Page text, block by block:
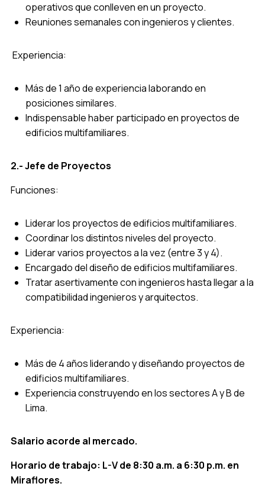
operativos que conlleven en un proyecto.
Reuniones semanales con ingenieros y clientes.
Experiencia:
Más de 1 año de experiencia laborando en
posiciones similares.
Indispensable haber participado en proyectos de
edificios multifamiliares.
2.- Jefe de Proyectos
Funciones:
Liderar los proyectos de edificios multifamiliares.
Coordinar los distintos niveles del proyecto.
Liderar varios proyectos a la vez (entre 3 y 4).
Encargado del diseño de edificios multifamiliares.
Tratar asertivamente con ingenieros hasta llegar a la
compatibilidad ingenieros y arquitectos.
Experiencia:
Más de 4 años liderando y diseñando proyectos de
edificios multifamiliares.
Experiencia construyendo en los sectores A y B de
Lima.
Salario acorde al mercado.
Horario de trabajo: L-V de 8:30 a.m. a 6:30 p.m. en
Miraflores.